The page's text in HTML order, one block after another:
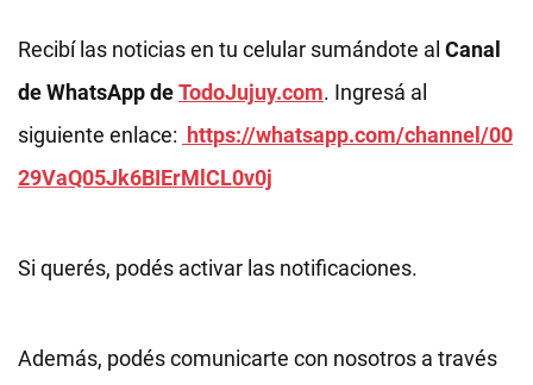
Recibí las noticias en tu celular sumándote al Canal
de WhatsApp deTodoJujuy.com. Ingresá al
siguiente enlace: https://whatsapp.com/channel/00
29VaQ05Jk6BIErMlCL0v0j
Si querés, podés activar las notificaciones.
Además, podés comunicarte con nosotros a través